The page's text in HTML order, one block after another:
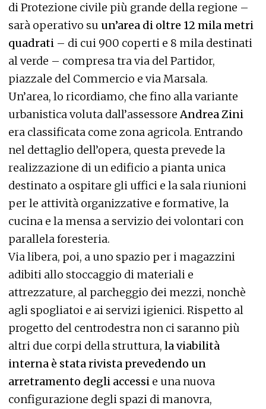
di Protezione civile più grande della regione –
sarà operativo su un’area di oltre 12 mila metri
quadrati – di cui 900 coperti e 8 mila destinati
al verde – compresa tra via del Partidor,
piazzale del Commercio e via Marsala.
Un’area, lo ricordiamo, che fino alla variante
urbanistica voluta dall’assessoreAndrea Zini
era classificata come zona agricola. Entrando
nel dettaglio dell’opera, questa prevede la
realizzazione di un edificio a pianta unica
destinato a ospitare gli uffici e la sala riunioni
per le attività organizzative e formative, la
cucina e la mensa a servizio dei volontari con
parallela foresteria.
Via libera, poi, a uno spazio per i magazzini
adibiti allo stoccaggio di materiali e
attrezzature, al parcheggio dei mezzi, nonchè
agli spogliatoi e ai servizi igienici. Rispetto al
progetto del centrodestra non ci saranno più
altri due corpi della struttura, la viabilità
interna è stata rivista prevedendo un
arretramento degli accessi e una nuova
configurazione degli spazi di manovra,